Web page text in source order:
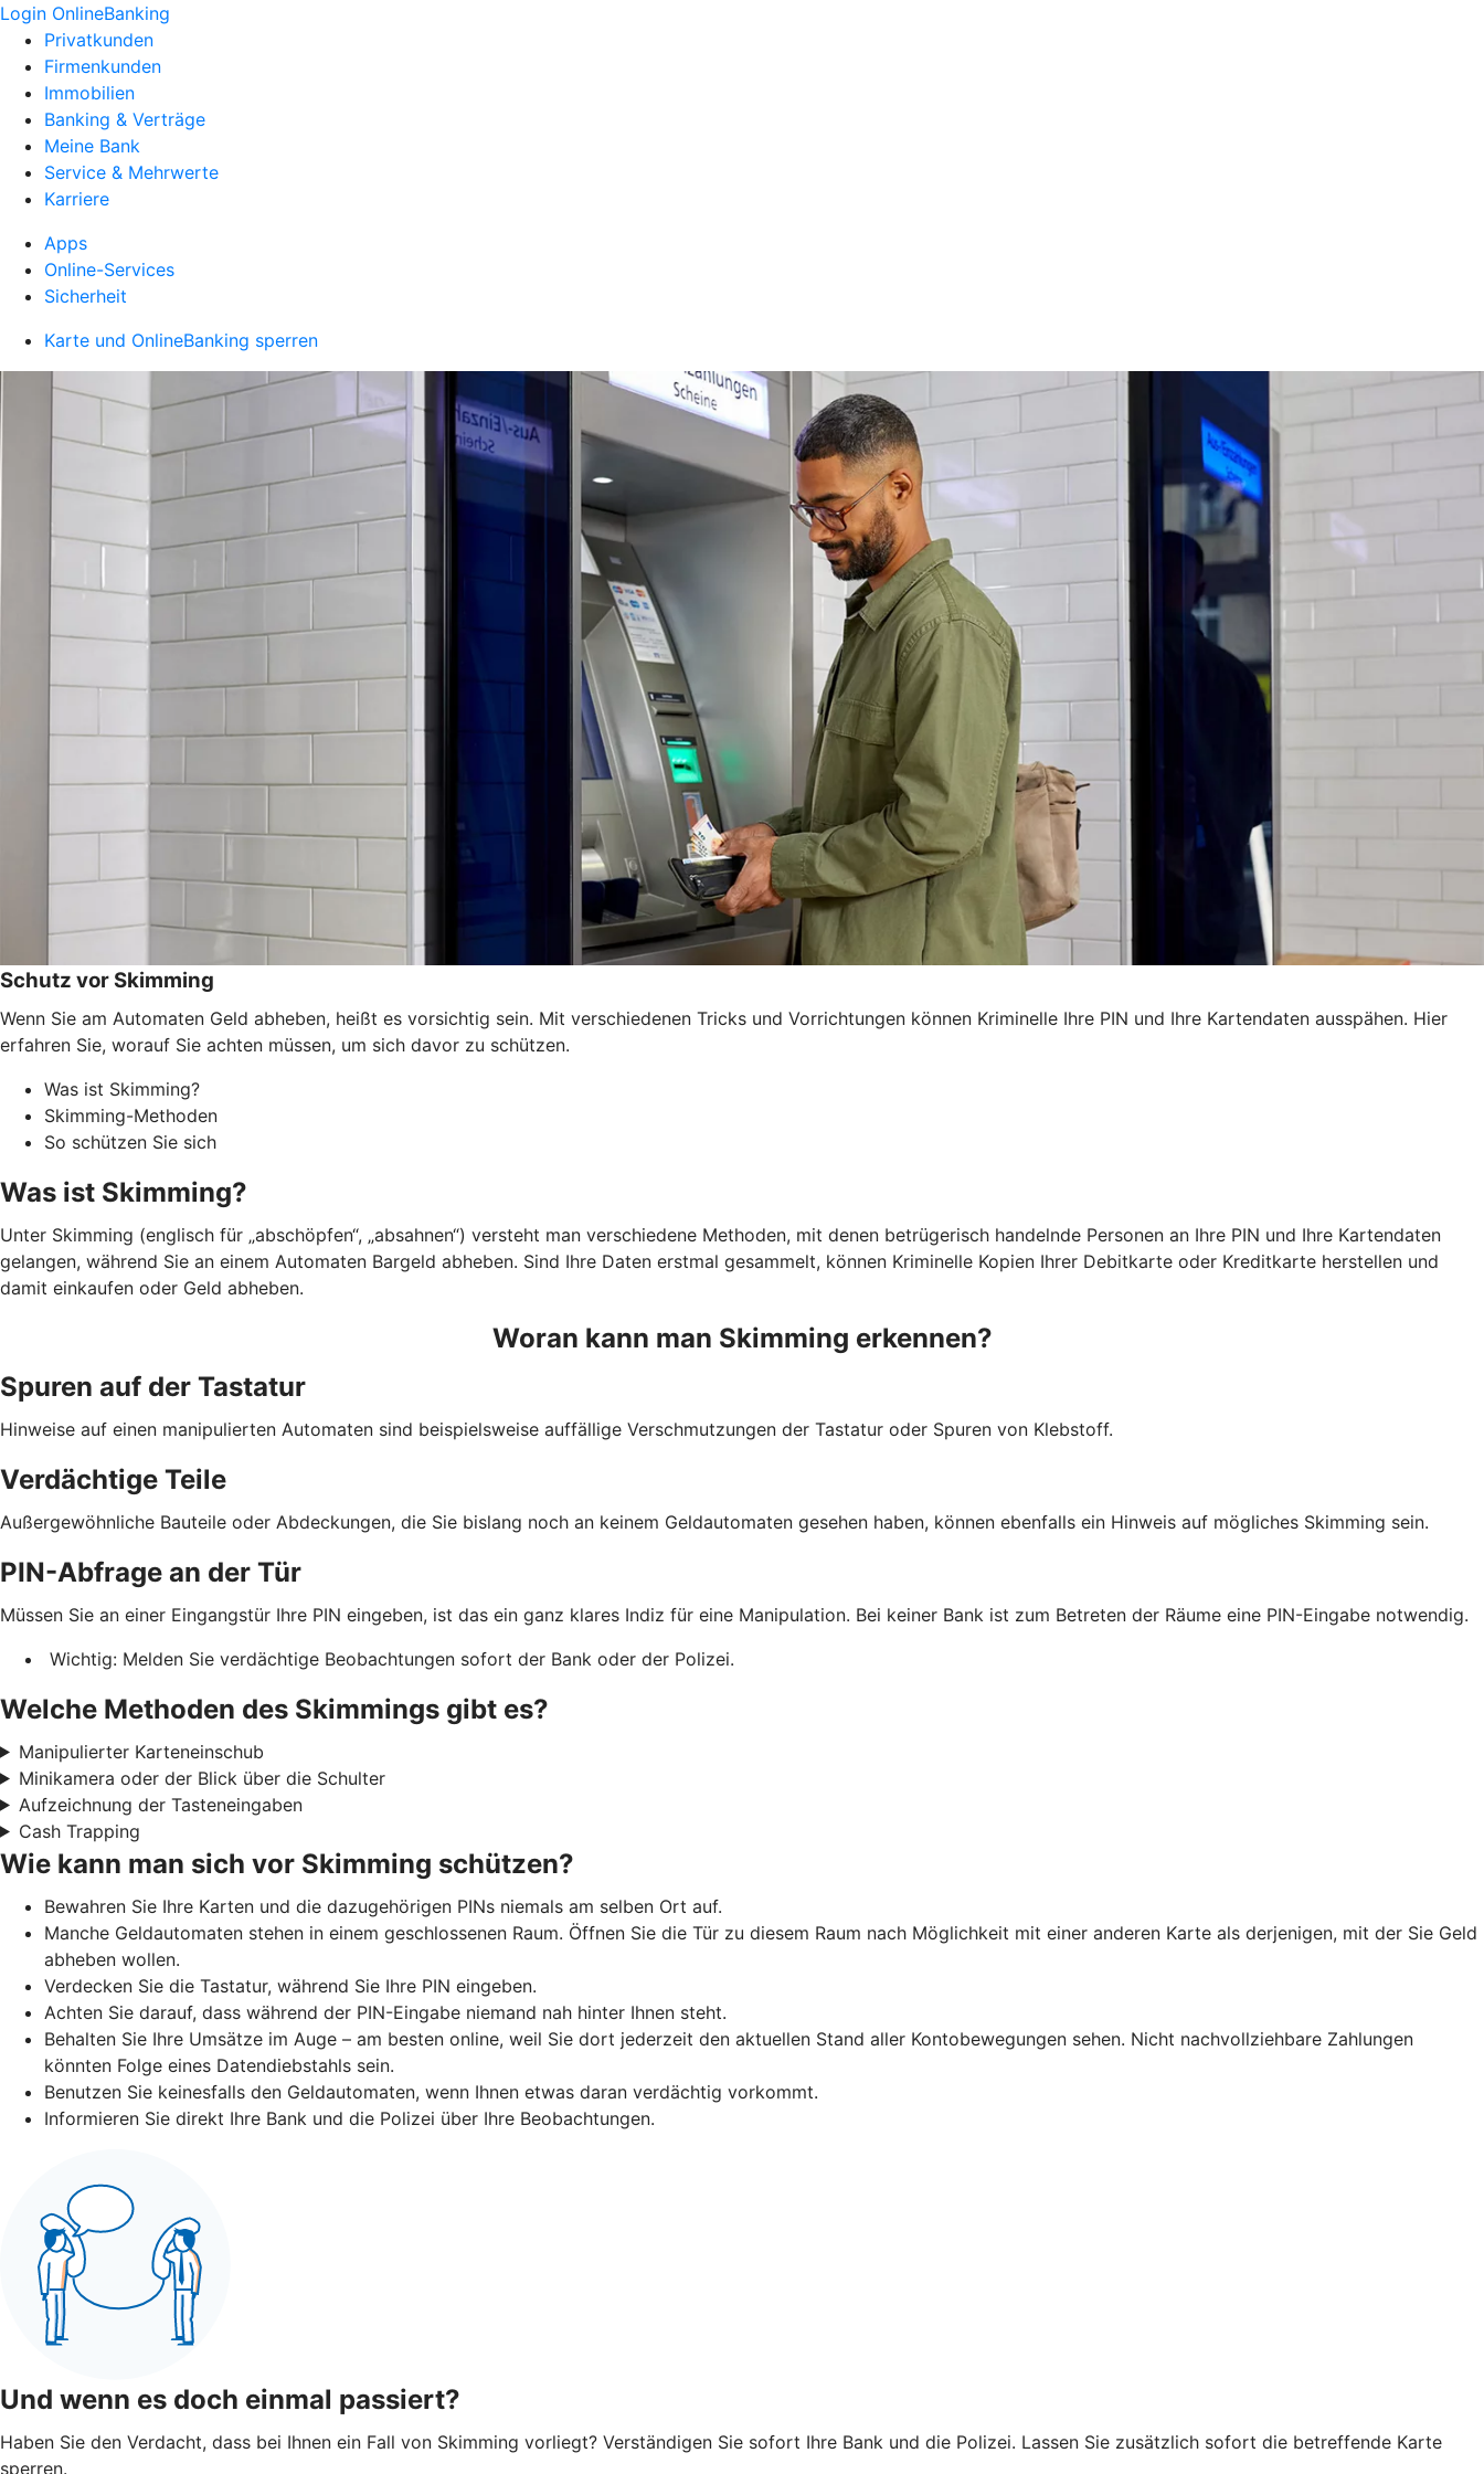
Login OnlineBanking
Privatkunden
Firmenkunden
Immobilien
Banking & Verträge
Meine Bank
Service & Mehrwerte
Karriere
Apps
Online-Services
Sicherheit
Karte und OnlineBanking sperren
Schutz vor Skimming
Wenn Sie am Automaten Geld abheben, heißt es vorsichtig sein. Mit verschiedenen Tricks und Vorrichtungen können Kriminelle Ihre PIN und Ihre Kartendaten ausspähen. Hier
erfahren Sie, worauf Sie achten müssen, um sich davor zu schützen.
Was ist Skimming?
Skimming-Methoden
So schützen Sie sich
Was ist Skimming?
Unter Skimming (englisch für „abschöpfen“, „absahnen“) versteht man verschiedene Methoden, mit denen betrügerisch handelnde Personen an Ihre PIN und Ihre Kartendaten
gelangen, während Sie an einem Automaten Bargeld abheben. Sind Ihre Daten erstmal gesammelt, können Kriminelle Kopien Ihrer Debitkarte oder Kreditkarte herstellen und
damit einkaufen oder Geld abheben.
Woran kann man Skimming erkennen?
Spuren auf der Tastatur
Hinweise auf einen manipulierten Automaten sind beispielsweise auffällige Verschmutzungen der Tastatur oder Spuren von Klebstoff.
Verdächtige Teile
Außergewöhnliche Bauteile oder Abdeckungen, die Sie bislang noch an keinem Geldautomaten gesehen haben, können ebenfalls ein Hinweis auf mögliches Skimming sein.
PIN-Abfrage an der Tür
Müssen Sie an einer Eingangstür Ihre PIN eingeben, ist das ein ganz klares Indiz für eine Manipulation. Bei keiner Bank ist zum Betreten der Räume eine PIN-Eingabe notwendig.
Wichtig: Melden Sie verdächtige Beobachtungen sofort der Bank oder der Polizei.
Welche Methoden des Skimmings gibt es?
Manipulierter Karteneinschub
Minikamera oder der Blick über die Schulter
Aufzeichnung der Tasteneingaben
Cash Trapping
Wie kann man sich vor Skimming schützen?
Bewahren Sie Ihre Karten und die dazugehörigen PINs niemals am selben Ort auf.
Manche Geldautomaten stehen in einem geschlossenen Raum. Öffnen Sie die Tür zu diesem Raum nach Möglichkeit mit einer anderen Karte als derjenigen, mit der Sie Geld
abheben wollen.
Verdecken Sie die Tastatur, während Sie Ihre PIN eingeben.
Achten Sie darauf, dass während der PIN-Eingabe niemand nah hinter Ihnen steht.
Behalten Sie Ihre Umsätze im Auge – am besten online, weil Sie dort jederzeit den aktuellen Stand aller Kontobewegungen sehen. Nicht nachvollziehbare Zahlungen
könnten Folge eines Datendiebstahls sein.
Benutzen Sie keinesfalls den Geldautomaten, wenn Ihnen etwas daran verdächtig vorkommt.
Informieren Sie direkt Ihre Bank und die Polizei über Ihre Beobachtungen.
Und wenn es doch einmal passiert?
Haben Sie den Verdacht, dass bei Ihnen ein Fall von Skimming vorliegt? Verständigen Sie sofort Ihre Bank und die Polizei. Lassen Sie zusätzlich sofort die betreffende Karte
sperren.